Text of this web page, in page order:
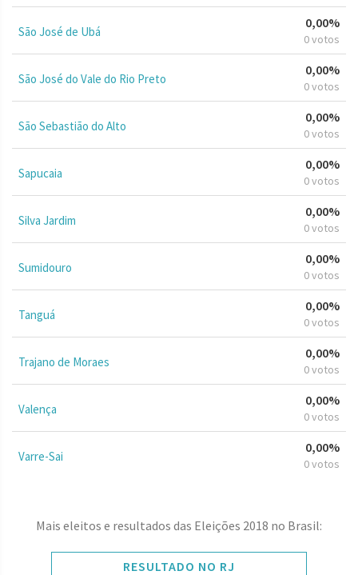
São José de Ubá
0,00%
0 votos
São José do Vale do Rio Preto
0,00%
0 votos
São Sebastião do Alto
0,00%
0 votos
Sapucaia
0,00%
0 votos
Silva Jardim
0,00%
0 votos
Sumidouro
0,00%
0 votos
Tanguá
0,00%
0 votos
Trajano de Moraes
0,00%
0 votos
Valença
0,00%
0 votos
Varre-Sai
0,00%
0 votos
Mais eleitos e resultados das Eleições 2018 no Brasil:
RESULTADO NO RJ